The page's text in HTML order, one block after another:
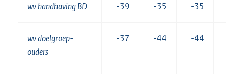
wv handhaving BD -39 -35 -35
wv doelgroep-
ouders
-37 -44 -44